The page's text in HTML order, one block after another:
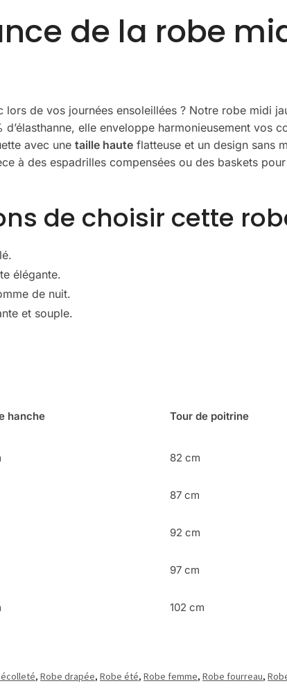
de la robe
lors de vos journées ensoleillées ? Notre robe midi
elle enveloppe harmonieusement vos
avec unetaille haute flatteuse et un design sans
à des espadrilles compensées ou des baskets
de choisir cette
élégante.
de nuit.
et souple.
hanche Tour de poitrine
82 cm
87 cm
92 cm
97 cm
102 cm
, Robe drapée, Robe été, Robe femme, Robe fourreau,